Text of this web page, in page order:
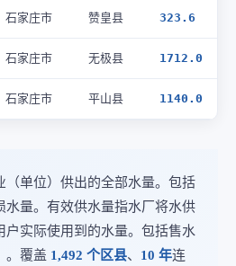
石家庄市 赞皇县 323.6
石家庄市 无极县 1712.0
石家庄市 平山县 1140.0
（单位）供出的全部水量。包括
水量。有效供水量指水厂将水供
户实际使用到的水量。包括售水
。覆盖 1,492 个区县、 10 年连